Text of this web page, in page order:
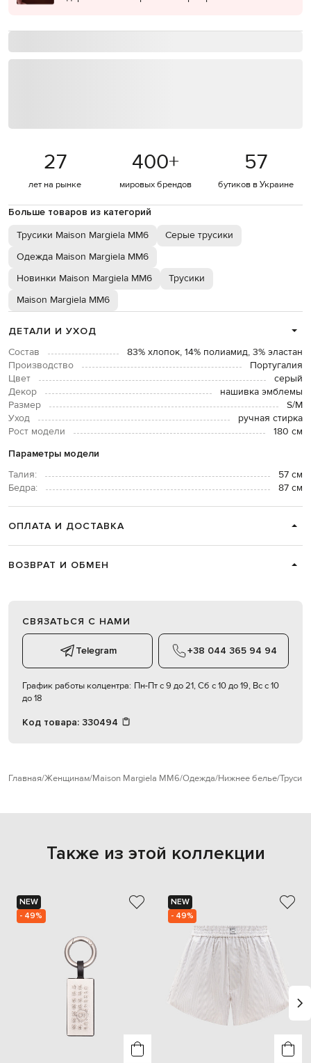
27
лет на рынке
400+
мировых брендов
57
бутиков в Украине
Больше товаров из категорий
Трусики Maison Margiela MM6
Серые трусики
Одежда Maison Margiela MM6
Новинки Maison Margiela MM6
Трусики
Maison Margiela MM6
ДЕТАЛИ И УХОД
Состав
83% хлопок, 14% полиамид, 3% эластан
Производство
Португалия
Цвет
серый
Декор
нашивка эмблемы
Размер
S/M
Уход
ручная стирка
Рост модели
180 см
Параметры модели
Талия:
57 см
Бедра:
87 см
ОПЛАТА И ДОСТАВКА
ВОЗВРАТ И ОБМЕН
СВЯЗАТЬСЯ С НАМИ
Telegram +38 044 365 94 94
График работы колцентра: Пн-Пт с 9 до 21, Сб с 10 до 19, Вс с 10
до 18
Код товара: 330494
Главная Женщинам Maison Margiela MM6 Одежда Нижнее белье Трусики
Также из этой коллекции
NEW
- 49%
NEW
- 49%